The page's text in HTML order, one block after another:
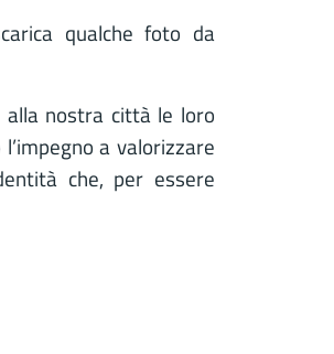
qualche foto da
nostra città le loro
a valorizzare
che, per essere